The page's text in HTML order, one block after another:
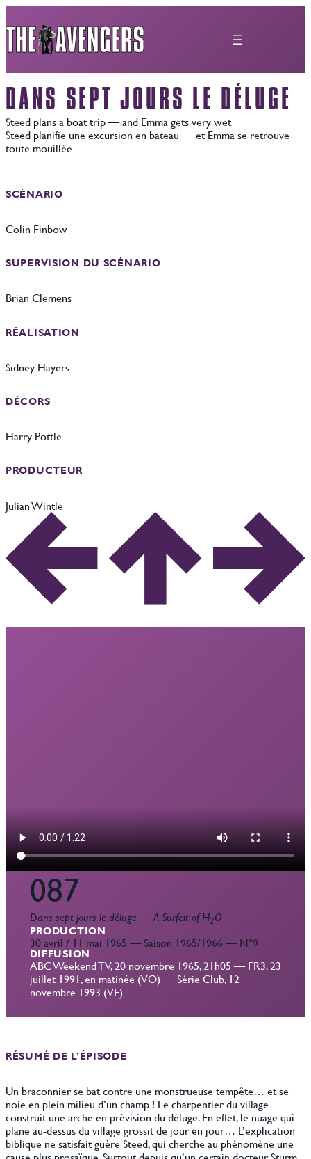
au
contenu
DANS SEPT JOURS LE DÉLUGE
Steed plans a boat trip — and Emma gets very wet
Steed planifie une excursion en bateau — et Emma se retrouve
toute mouillée
SCÉNARIO
Colin Finbow
SUPERVISION DU SCÉNARIO
Brian Clemens
RÉALISATION
Sidney Hayers
DÉCORS
Harry Pottle
PRODUCTEUR
Julian Wintle
087
Dans sept jours le déluge—A Surfeit of H2O
PRODUCTION
30 avril / 11 mai 1965 — Saison 1965/1966 — Nº9
DIFFUSION
ABC Weekend TV, 20 novembre 1965, 21h05 — FR3, 23
juillet 1991, en matinée (VO) — Série Club, 12
novembre 1993 (VF)
RÉSUMÉ DE L’ÉPISODE
Un braconnier se bat contre une monstrueuse tempête… et se
noie en plein milieu d’un champ ! Le charpentier du village
construit une arche en prévision du déluge. En effet, le nuage qui
plane au-dessus du village grossit de jour en jour… L’explication
biblique ne satisfait guère Steed, qui cherche au phénomène une